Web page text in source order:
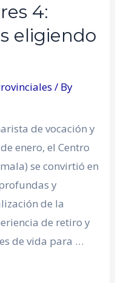
4:
eligiendo
/ By
de vocación y
enero, el Centro
se convirtió en
y
de la
de retiro y
de vida para …